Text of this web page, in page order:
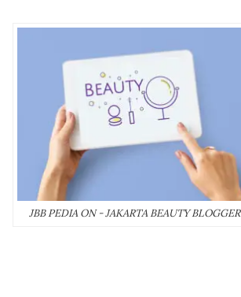
JBB PEDIA ON - JAKARTA BEAUTY BLOGGER